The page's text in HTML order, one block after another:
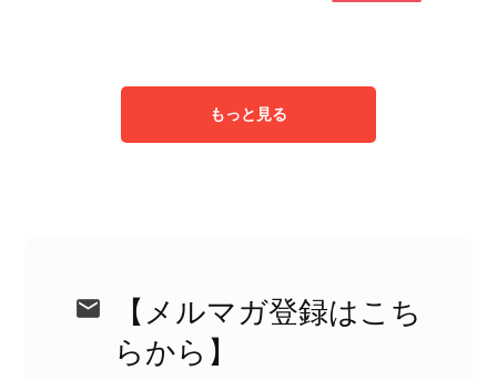
もっと見る
【メルマガ登録はこち
らから】